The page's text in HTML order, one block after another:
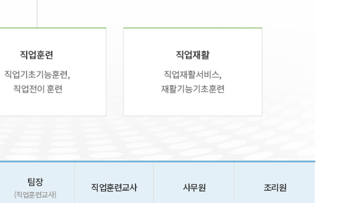
팀장
(직업훈련교사)
직업훈련교사 사무원 조리원